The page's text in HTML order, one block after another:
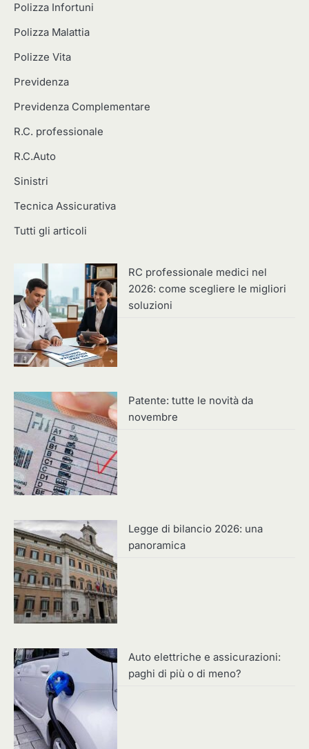
Polizza Infortuni
Polizza Malattia
Polizze Vita
Previdenza
Previdenza Complementare
R.C. professionale
R.C.Auto
Sinistri
Tecnica Assicurativa
Tutti gli articoli
RC professionale medici nel
2026: come scegliere le migliori
soluzioni
Patente: tutte le novità da
novembre
Legge di bilancio 2026: una
panoramica
Auto elettriche e assicurazioni:
paghi di più o di meno?